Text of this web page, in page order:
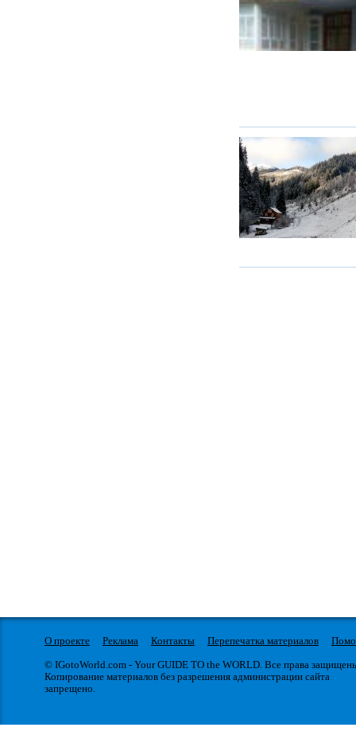
О проекте Реклама Контакты Перепечатка материалов
© IGotoWorld.com - Your GUIDE TO the WORLD. Все права
Копирование материалов без разрешения администрации сайта
запрещено.